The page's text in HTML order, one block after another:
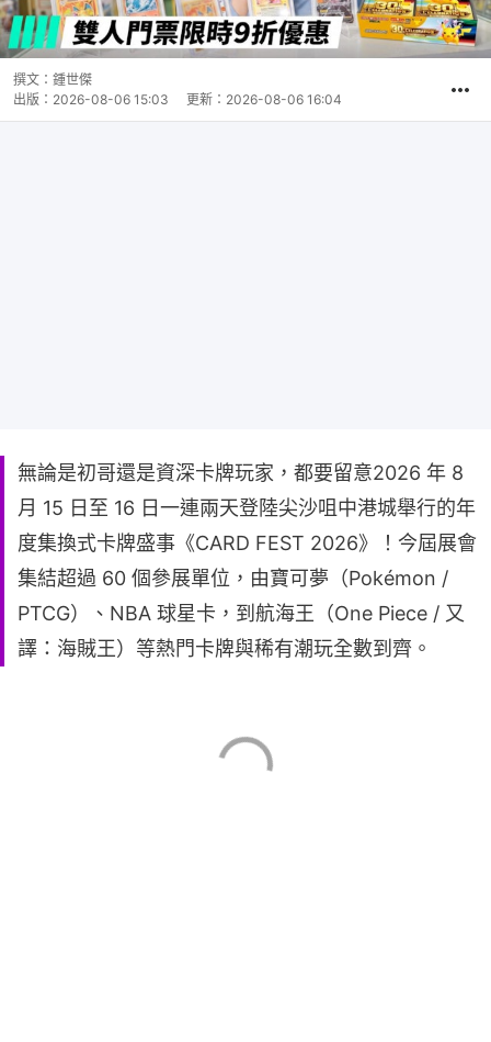
撰文： 鍾世傑
出版： 2026-08-06 15:03 更新： 2026-08-06 16:04
無論是初哥還是資深卡牌玩家，都要留意2026 年 8
月 15 日至 16 日一連兩天登陸尖沙咀中港城舉行的年
度集換式卡牌盛事《CARD FEST 2026》！今屆展會
集結超過 60 個參展單位，由寶可夢（Pokémon /
PTCG）、NBA 球星卡，到航海王（One Piece / 又
譯：海賊王）等熱門卡牌與稀有潮玩全數到齊。